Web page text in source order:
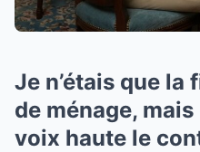
Je n’étais que la
de ménage, mais
voix haute le